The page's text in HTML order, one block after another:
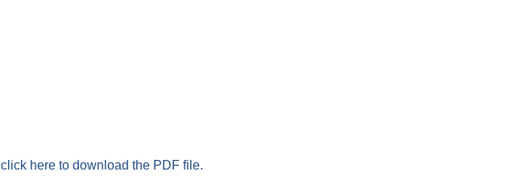
click here to download the PDF file.